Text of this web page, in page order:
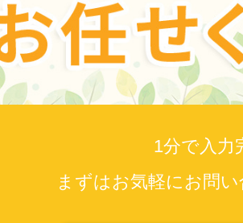
1分で入力
まずはお気軽にお問い